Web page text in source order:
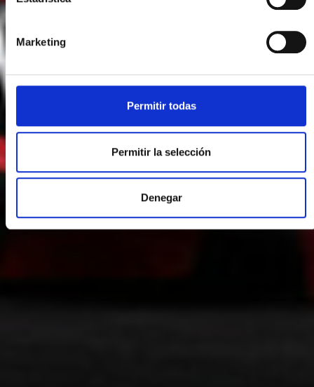
Marketing
Permitir todas
Permitir la selección
Denegar